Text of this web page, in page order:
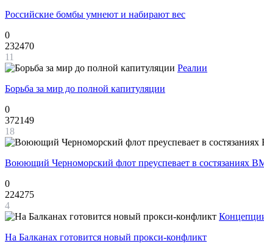
Российские бомбы умнеют и набирают вес
0
232470
11
Реалии
Борьба за мир до полной капитуляции
0
372149
18
Воюющий Черноморский флот преуспевает в состязаниях
0
224275
4
На Балканах готовится новый прокси-конфликт